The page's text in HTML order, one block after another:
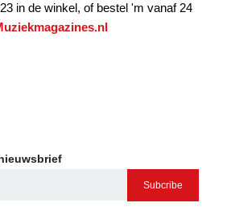
in de winkel, of bestel 'm vanaf 24
Subcribe